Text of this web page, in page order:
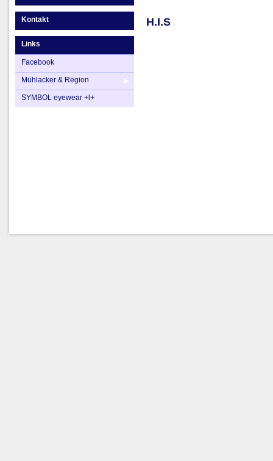
Kontakt
Links
Facebook
Mühlacker & Region
SYMBOL eyewear +l+
H.I.S